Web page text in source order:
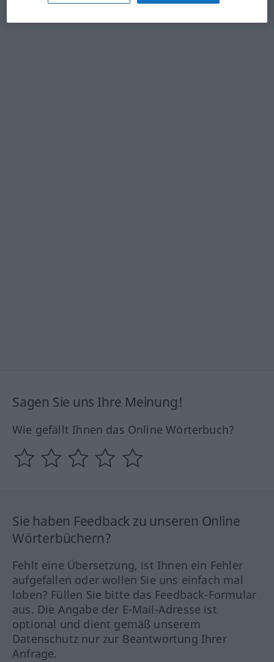
Sagen Sie uns Ihre Meinung!
Wie gefällt Ihnen das Online Wörterbuch?
Sie haben Feedback zu unseren Online
Wörterbüchern?
Fehlt eine Übersetzung, ist Ihnen ein Fehler
aufgefallen oder wollen Sie uns einfach mal
loben? Füllen Sie bitte das Feedback-Formular
aus. Die Angabe der E-Mail-Adresse ist
optional und dient gemäß unserem
Datenschutz nur zur Beantwortung Ihrer
Anfrage.